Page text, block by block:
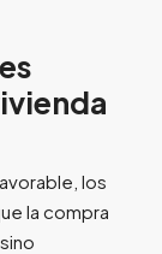
los
la compra